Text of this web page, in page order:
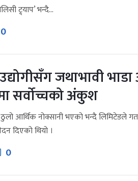
ट्र्याप’ भन्दै...
0
उद्योगीसँग जथाभावी
सर्वोच्चको अंकुश
आर्थिक नोक्सानी भएको भन्दै लिमिटेडले
दिएको थियो ।
0